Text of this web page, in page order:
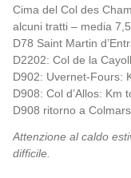
Cima del Col des
alcuni tratti – media
D78 Saint Martin
D2202: Col de la
D902: Uvernet-Fours:
D908: Col d’Allos: Km
D908 ritorno a
Attenzione al caldo
difficile.